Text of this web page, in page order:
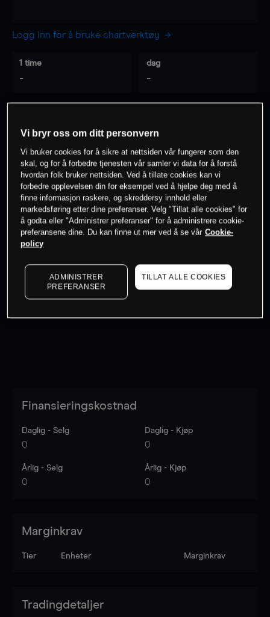
Logg inn for å bruke chartverktøy
1 time
-
dag
-
- -
0% av kunder erpå dette instrumentet
Søk om konto
Kursene er veiledende.Log in
Finansieringskostnad
Daglig - Selg
0
Daglig - Kjøp
0
Årlig - Selg
0
Årlig - Kjøp
0
Marginkrav
Tier Enheter Marginkrav
Tradingdetaljer
Vi bryr oss om ditt personvern
Vi bruker cookies for å sikre at nettsiden vår fungerer som den
skal, og for å forbedre tjenesten vår samler vi data for å forstå
hvordan folk bruker nettsiden. Ved å tillate cookies kan vi
forbedre opplevelsen din for eksempel ved å hjelpe deg med å
finne informasjon raskere, og skreddersy innhold eller
markedsføring etter dine preferanser. Velg "Tillat alle cookies" for
å godta eller "Administrer preferanser" for å administrere cookie-
preferansene dine. Du kan finne ut mer ved å se vår Cookie-
policy
ADMINISTRER
PREFERANSER
TILLAT ALLE COOKIES